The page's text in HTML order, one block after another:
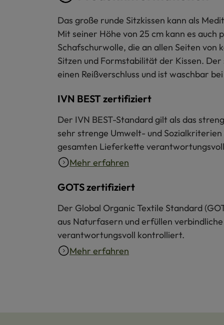
Das große runde Sitzkissen kann als
Mit seiner Höhe von 25 cm kann es auch
Schafschurwolle, die an allen Seiten
Sitzen und Formstabilität der Kissen.
einen Reißverschluss und ist waschbar
IVN BEST zertifiziert
Der IVN BEST-Standard gilt als das
sehr strenge Umwelt- und
gesamten Lieferkette
Mehr erfahren
GOTS zertifiziert
Der Global Organic Textile Standard
aus Naturfasern und erfüllen
verantwortungsvoll kontrolliert.
Mehr erfahren